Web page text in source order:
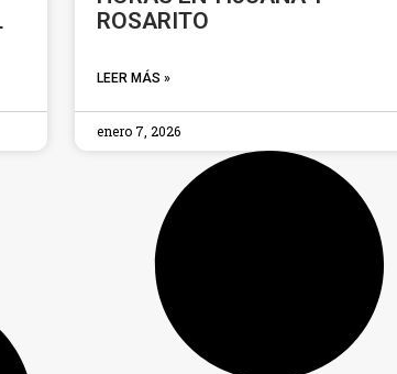
ROSARITO
LEER MÁS »
enero 7, 2026